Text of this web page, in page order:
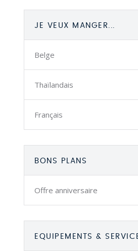
JE VEUX MANGER...
Belge
Thaïlandais
Français
BONS PLANS
Offre anniversaire
EQUIPEMENTS &